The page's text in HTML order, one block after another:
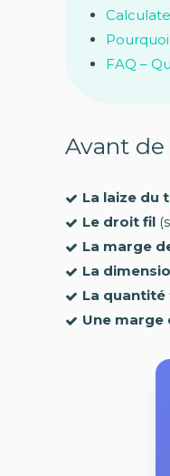
FAQ –
Avant de
La laize du
Le droit fil
La marge
La
La
Une marge